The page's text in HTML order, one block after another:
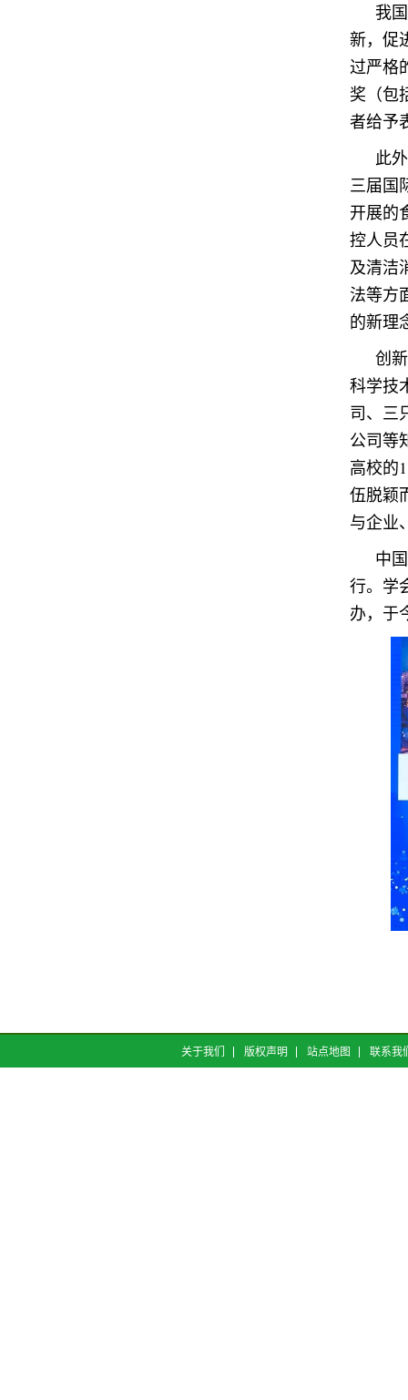
我
新，促
过严格
奖（包
者给予
此
三届国
开展的
控人员
及清洁
法等方
的新理
创
科学技
司、三
公司等
高校的
伍脱颖
与企业
中
行。学
办，于
关于我们 版权声明 站点地图 联系我